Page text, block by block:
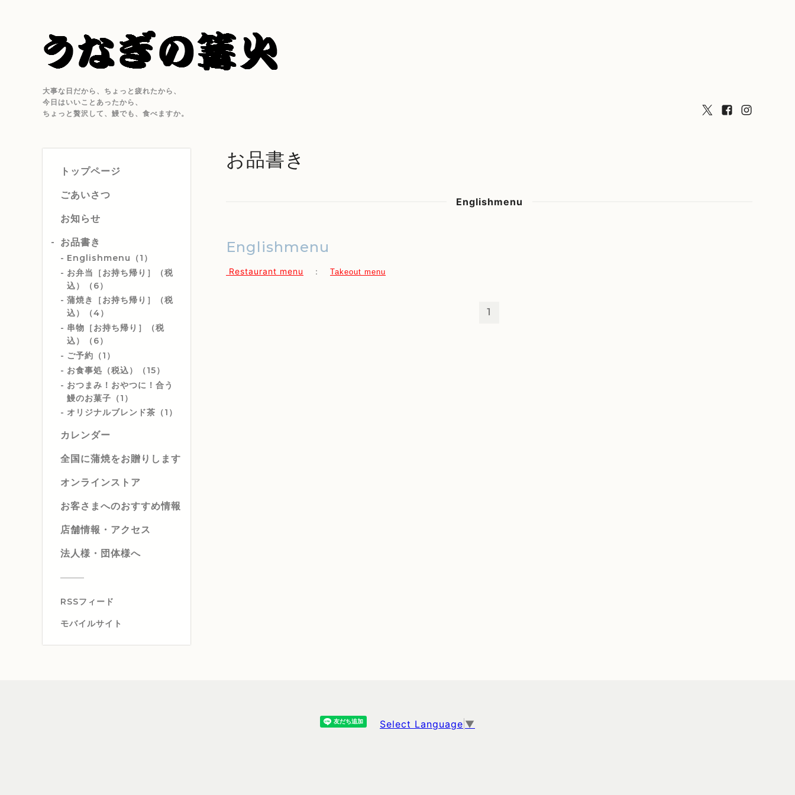
大事な日だから、ちょっと疲れたから、
今日はいいことあったから、
ちょっと贅沢して、鰻でも、食べますか。
トップページ
ごあいさつ
お知らせ
お品書き
Englishmenu（1）
お弁当［お持ち帰り］（税
込）（6）
蒲焼き［お持ち帰り］（税
込）（4）
串物［お持ち帰り］（税
込）（6）
ご予約（1）
お食事処（税込）（15）
おつまみ！おやつに！合う
鰻のお菓子（1）
オリジナルブレンド茶（1）
カレンダー
全国に蒲焼をお贈りします
オンラインストア
お客さまへのおすすめ情報
店舗情報・アクセス
法人様・団体様へ
RSSフィード
モバイルサイト
お品書き
Englishmenu
Englishmenu
Restaurant menu ： Takeout menu
1
Select Language ▼